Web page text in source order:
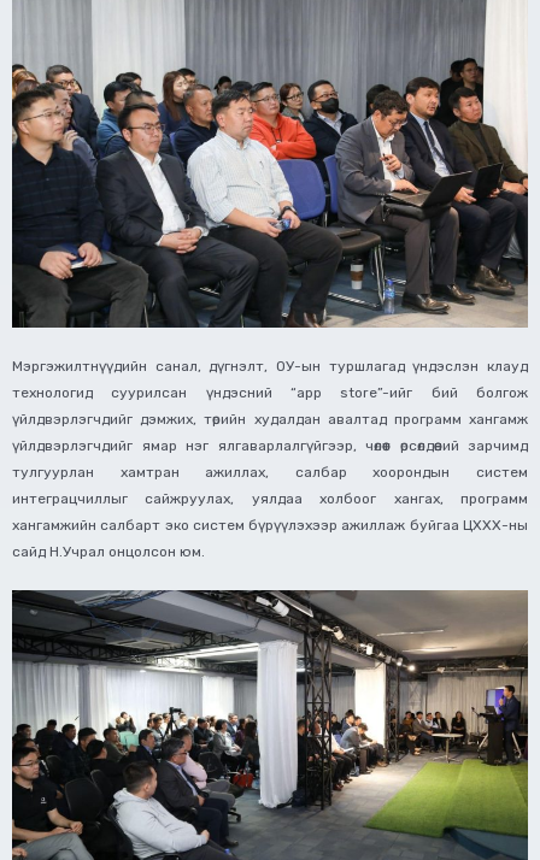
Мэргэжилтнүүдийн санал, дүгнэлт, ОУ-ын туршлагад үндэслэн клауд
технологид суурилсан үндэсний “app store”-ийг бий болгож
үйлдвэрлэгчдийг дэмжих, төрийн худалдан авалтад программ хангамж
үйлдвэрлэгчдийг ямар нэг ялгаварлалгүйгээр, чөлөөт өрсөлдөөний зарчимд
тулгуурлан хамтран ажиллах, салбар хоорондын систем
интеграцчиллыг сайжруулах, уялдаа холбоог хангах, программ
хангамжийн салбарт эко систем бүрүүлэхээр ажиллаж буйгаа ЦХХХ-ны
сайд Н.Учрал онцолсон юм.